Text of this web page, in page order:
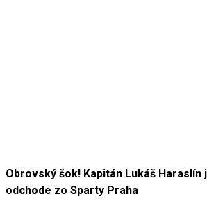
Obrovský šok! Kapitán Lukáš Haraslín
odchode zo Sparty Praha